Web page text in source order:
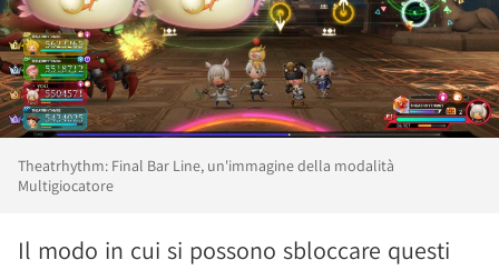
Theatrhythm: Final Bar Line, un'immagine della modalità
Multigiocatore
Il modo in cui si possono sbloccare questi